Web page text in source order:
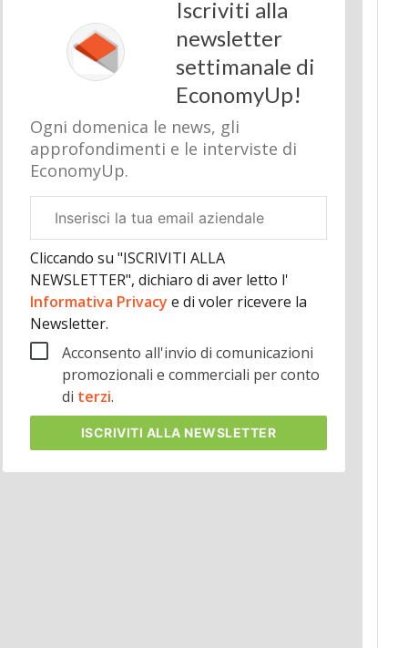
Iscriviti alla
newsletter
settimanale di
EconomyUp!
Ogni domenica le news, gli
approfondimenti e le interviste di
EconomyUp.
aziendale
Cliccando su "ISCRIVITI ALLA
NEWSLETTER", dichiaro di aver letto l'
Informativa Privacy e di voler ricevere la
Newsletter.
Acconsento all'invio di comunicazioni
promozionali e commerciali per conto
di terzi.
ISCRIVITI ALLA NEWSLETTER